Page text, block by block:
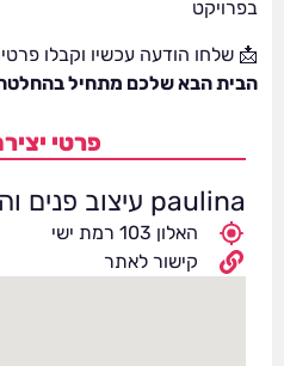
בפרויקט
📩 שלחו הודעה עכשיו וקבלו
הבית הבא שלכם מתחיל
פרטי
paulina עיצוב פנים והום סטיילינג
האלון 103 רמת ישי
קישור לאתר